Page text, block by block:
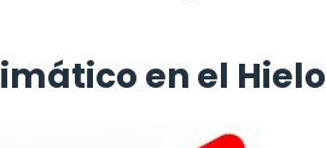
en el Hielo